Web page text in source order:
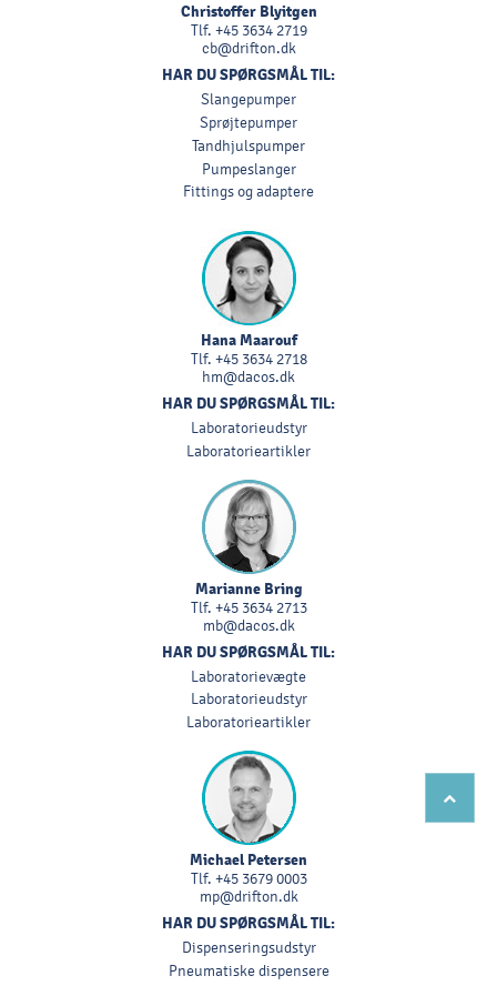
Christoffer Blyitgen
Tlf. +45 3634 2719
cb@drifton.dk
HAR DU SPØRGSMÅL TIL:
Slangepumper
Sprøjtepumper
Tandhjulspumper
Pumpeslanger
Fittings og adaptere
Hana Maarouf
Tlf. +45 3634 2718
hm@dacos.dk
HAR DU SPØRGSMÅL TIL:
Laboratorieudstyr
Laboratorieartikler
Marianne Bring
Tlf. +45 3634 2713
mb@dacos.dk
HAR DU SPØRGSMÅL TIL:
Laboratorievægte
Laboratorieudstyr
Laboratorieartikler
Michael Petersen
Tlf. +45 3679 0003
mp@drifton.dk
HAR DU SPØRGSMÅL TIL:
Dispenseringsudstyr
Pneumatiske dispensere